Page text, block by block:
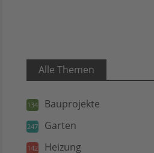
Alle Themen
134 Bauprojekte
247 Garten
142 Heizung